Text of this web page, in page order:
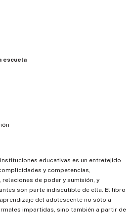
escuela
educativas es un entretejido
y competencias,
de poder y sumisión, y
son parte indiscutible de ella. El libro
del adolescente no sólo a
impartidas, sino también a partir de